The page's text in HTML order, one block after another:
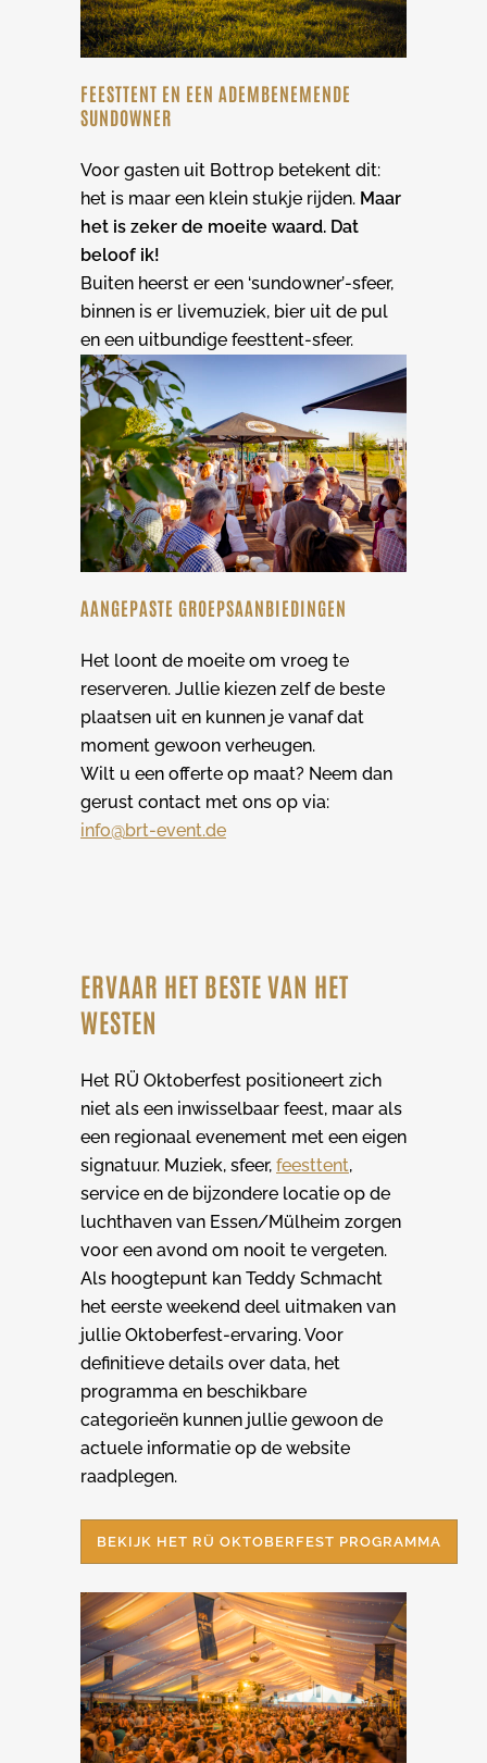
FEESTTENT EN EEN ADEMBENEMENDE
SUNDOWNER
Voor gasten uit Bottrop betekent dit:
het is maar een klein stukje rijden. Maar
het is zeker de moeite waard. Dat
beloof ik!
Buiten heerst er een ‘sundowner’-sfeer,
binnen is er livemuziek, bier uit de pul
en een uitbundige feesttent-sfeer.
AANGEPASTE GROEPSAANBIEDINGEN
Het loont de moeite om vroeg te
reserveren. Jullie kiezen zelf de beste
plaatsen uit en kunnen je vanaf dat
moment gewoon verheugen.
Wilt u een offerte op maat? Neem dan
gerust contact met ons op via:
info@brt-event.de
ERVAAR HET BESTE VAN HET
WESTEN
Het RÜ Oktoberfest positioneert zich
niet als een inwisselbaar feest, maar als
een regionaal evenement met een eigen
signatuur. Muziek, sfeer, feesttent,
service en de bijzondere locatie op de
luchthaven van Essen/Mülheim zorgen
voor een avond om nooit te vergeten.
Als hoogtepunt kan Teddy Schmacht
het eerste weekend deel uitmaken van
jullie Oktoberfest-ervaring. Voor
definitieve details over data, het
programma en beschikbare
categorieën kunnen jullie gewoon de
actuele informatie op de website
raadplegen.
BEKIJK HET RÜ OKTOBERFEST PROGRAMMA